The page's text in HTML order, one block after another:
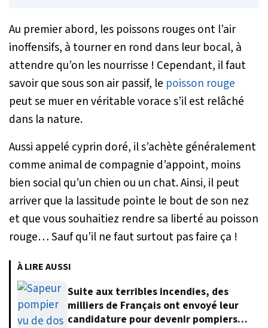
Au premier abord, les poissons rouges ont l’air
inoffensifs, à tourner en rond dans leur bocal, à
attendre qu’on les nourrisse ! Cependant, il faut
savoir que sous son air passif, le poisson rouge
peut se muer en véritable vorace s’il est relâché
dans la nature.
Aussi appelé cyprin doré, il s’achète généralement
comme animal de compagnie d’appoint, moins
bien social qu’un chien ou un chat. Ainsi, il peut
arriver que la lassitude pointe le bout de son nez
et que vous souhaitiez rendre sa liberté au poisson
rouge… Sauf qu’il ne faut surtout pas faire ça !
À LIRE AUSSI
Suite aux terribles incendies, des
milliers de Français ont envoyé leur
candidature pour devenir pompiers